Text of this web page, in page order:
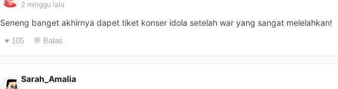
2 minggu lalu
Seneng banget akhirnya dapet tiket konser idola setelah war yang sangat melelahkan!
♥ 105 💬 Balas
Sarah_Amalia